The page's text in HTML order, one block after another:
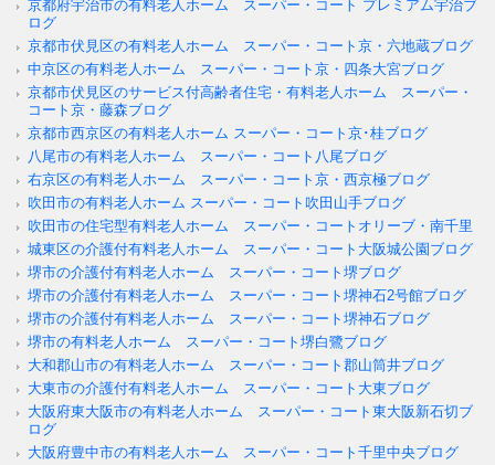
京都府宇治市の有料老人ホーム スーパー・コート プレミアム宇治ブ
ログ
京都市伏見区の有料老人ホーム スーパー・コート京・六地蔵ブログ
中京区の有料老人ホーム スーパー・コート京・四条大宮ブログ
京都市伏見区のサービス付高齢者住宅・有料老人ホーム スーパー・
コート京・藤森ブログ
京都市西京区の有料老人ホーム スーパー・コート京･桂ブログ
八尾市の有料老人ホーム スーパー・コート八尾ブログ
右京区の有料老人ホーム スーパー・コート京・西京極ブログ
吹田市の有料老人ホーム スーパー・コート吹田山手ブログ
吹田市の住宅型有料老人ホーム スーパー・コートオリーブ・南千里
城東区の介護付有料老人ホーム スーパー・コート大阪城公園ブログ
堺市の介護付有料老人ホーム スーパー・コート堺ブログ
堺市の介護付有料老人ホーム スーパー・コート堺神石2号館ブログ
堺市の介護付有料老人ホーム スーパー・コート堺神石ブログ
堺市の有料老人ホーム スーパー・コート堺白鷺ブログ
大和郡山市の有料老人ホーム スーパー・コート郡山筒井ブログ
大東市の介護付有料老人ホーム スーパー・コート大東ブログ
大阪府東大阪市の有料老人ホーム スーパー・コート東大阪新石切ブ
ログ
大阪府豊中市の有料老人ホーム スーパー・コート千里中央ブログ